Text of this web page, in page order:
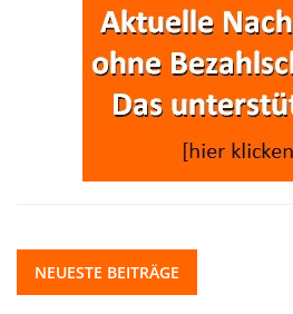
NEUESTE BEITRÄGE